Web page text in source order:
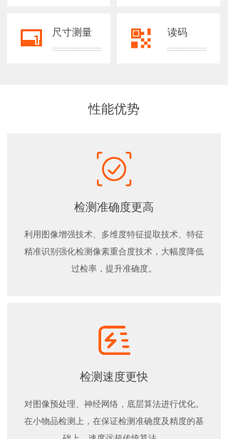
读码
尺寸测量
性能优势
检测准确度更高
利用图像增强技术、多维度特征提取技术、特征
精准识别强化检测像素重合度技术，大幅度降低
过检率，提升准确度。
检测速度更快
对图像预处理、神经网络，底层算法进行优化。
在小物品检测上，在保证检测准确度及精度的基